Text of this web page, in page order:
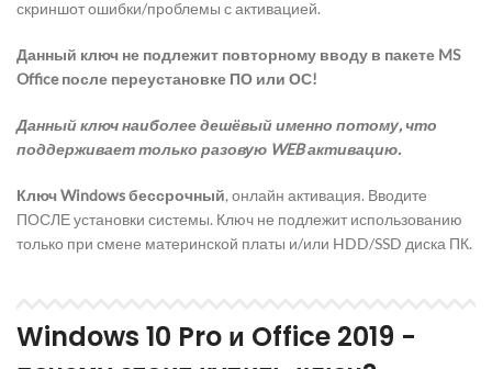
скриншот ошибки/проблемы с активацией.
Данный ключ не подлежит повторному вводу в пакете MS
Office после переустановке ПО или ОС!
Данный ключ наиболее дешёвый именно потому, что
поддерживает только разовую WEB активацию.
Ключ Windows бессрочный, онлайн активация. Вводите
ПОСЛЕ установки системы. Ключ не подлежит использованию
только при смене материнской платы и/или HDD/SSD диска ПК.
Windows 10 Pro и Office 2019 -